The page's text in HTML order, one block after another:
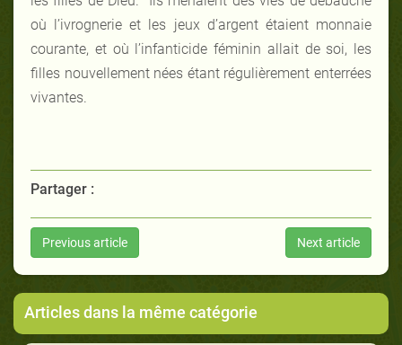
où l’ivrognerie et les jeux d’argent étaient monnaie
courante, et où l’infanticide féminin allait de soi, les
filles nouvellement nées étant régulièrement enterrées
vivantes.
Partager :
Previous article Next article
Articles dans la même catégorie